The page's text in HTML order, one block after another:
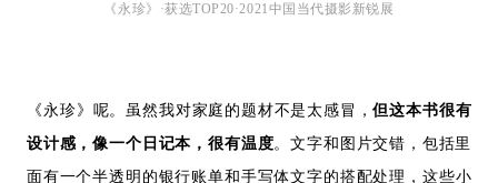
《永珍》·获选TOP20·2021中国当代摄影新锐展
《永珍》呢。虽然我对家庭的题材不是太感冒，但这本书很有
设计感，像一个日记本，很有温度。文字和图片交错，包括里
面有一个半透明的银行账单和手写体文字的搭配处理，这些小